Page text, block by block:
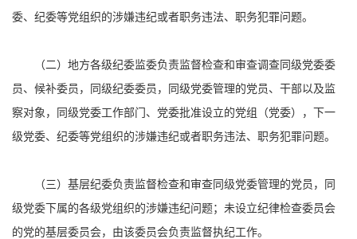
委、纪委等党组织的涉嫌违纪或者职务违法、职务犯罪问题。
（二）地方各级纪委监委负责监督检查和审查调查同级党委委
员、候补委员，同级纪委委员，同级党委管理的党员、干部以及监
察对象，同级党委工作部门、党委批准设立的党组（党委），下一
级党委、纪委等党组织的涉嫌违纪或者职务违法、职务犯罪问题。
（三）基层纪委负责监督检查和审查同级党委管理的党员，同
级党委下属的各级党组织的涉嫌违纪问题；未设立纪律检查委员会
的党的基层委员会，由该委员会负责监督执纪工作。